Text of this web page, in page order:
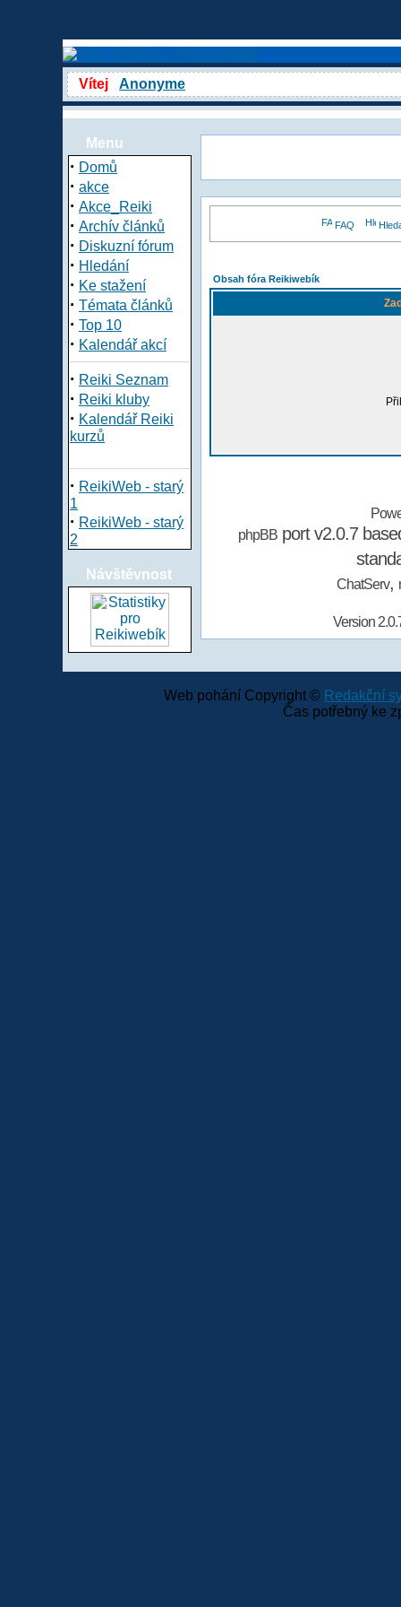
Vítej Anonyme
Menu
· Domů
· akce
· Akce_Reiki
· Archív článků
· Diskuzní fórum
· Hledání
· Ke stažení
· Témata článků
· Top 10
· Kalendář akcí
· Reiki Seznam
· Reiki kluby
· Kalendář Reiki
kurzů
· ReikiWeb - starý
1
· ReikiWeb - starý
2
Návštěvnost
FAQ
Obsah fóra Reikiwebík
phpBBport v2.0.7
ChatServ,
Version
Web pohání Copyright © Redakční
Čas potřebný ke